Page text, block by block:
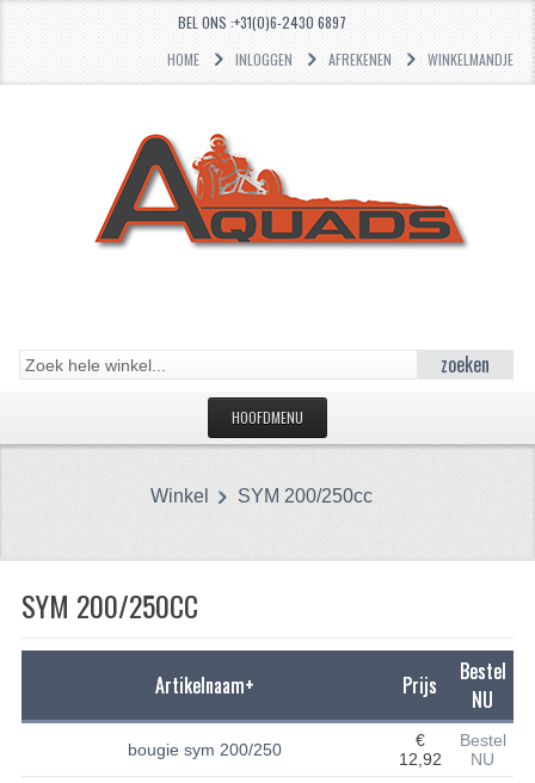
BEL ONS :+31(0)6-2430 6897
HOME
INLOGGEN AFREKENEN WINKELMANDJE
zoeken
HOOFDMENU
CFMOTO 500-5
CFMOTO 500-A/2A / GOES 520
LAGERS
Winkel SYM 200/250cc
SYM 200/250CC
Artikelnaam+ Prijs
Bestel
NU
bougie sym 200/250
€
12,92
Bestel
NU